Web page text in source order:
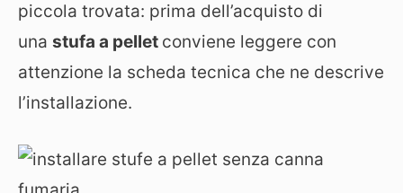
piccola trovata: prima dell’acquisto di
una stufa a pellet conviene leggere con
attenzione la scheda tecnica che ne descrive
l’installazione.